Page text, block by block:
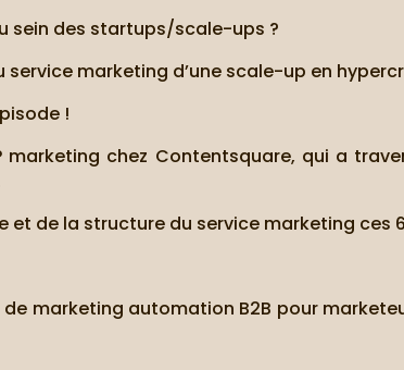
sein des startups/scale-ups ?
marketing d’une scale-up en
!
marketing chez Contentsquare, qui a
et de la structure du service marketing ces
de marketing automation B2B pour